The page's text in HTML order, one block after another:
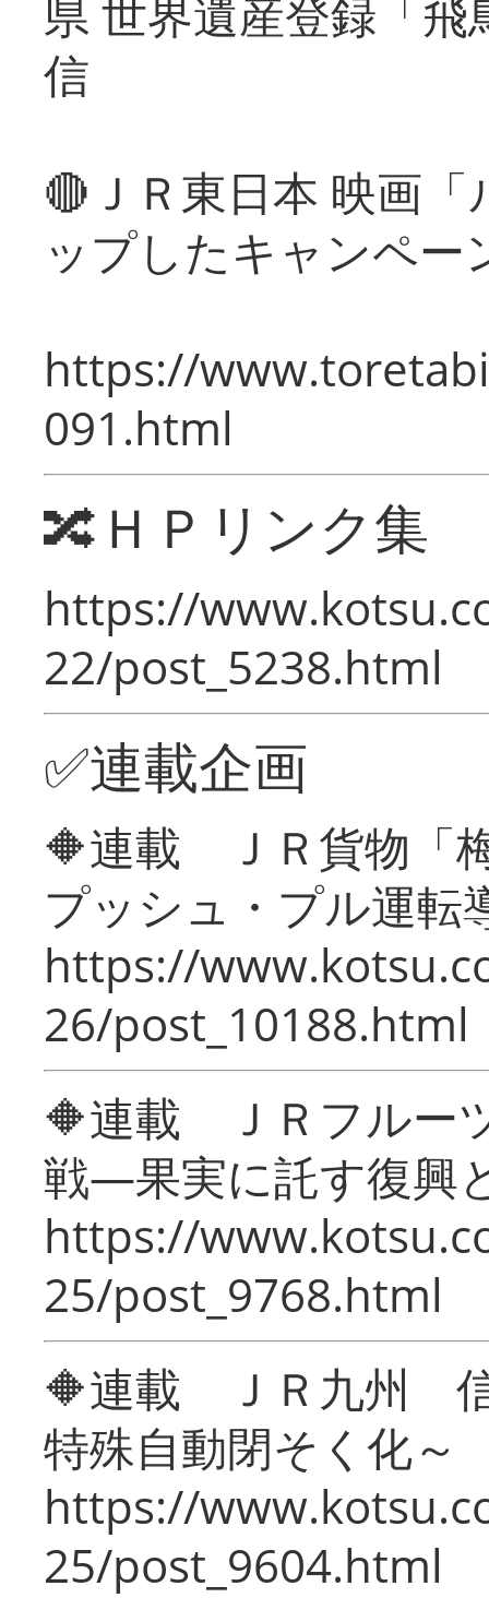
県 世界遺産登録「
信
🔴ＪＲ東日本 映画
ップしたキャンペー
https://
091.html
🔀ＨＰリンク集
https://
22/post_5238.html
✅連載企画
🔶連載 ＪＲ貨物「
プッシュ・プル運転
https://
26/post_10188.html
🔶連載 ＪＲフルー
戦―果実に託す復興
https://
25/post_9768.html
🔶連載 ＪＲ九州 信
特殊自動閉そく化～
https://
25/post_9604.html